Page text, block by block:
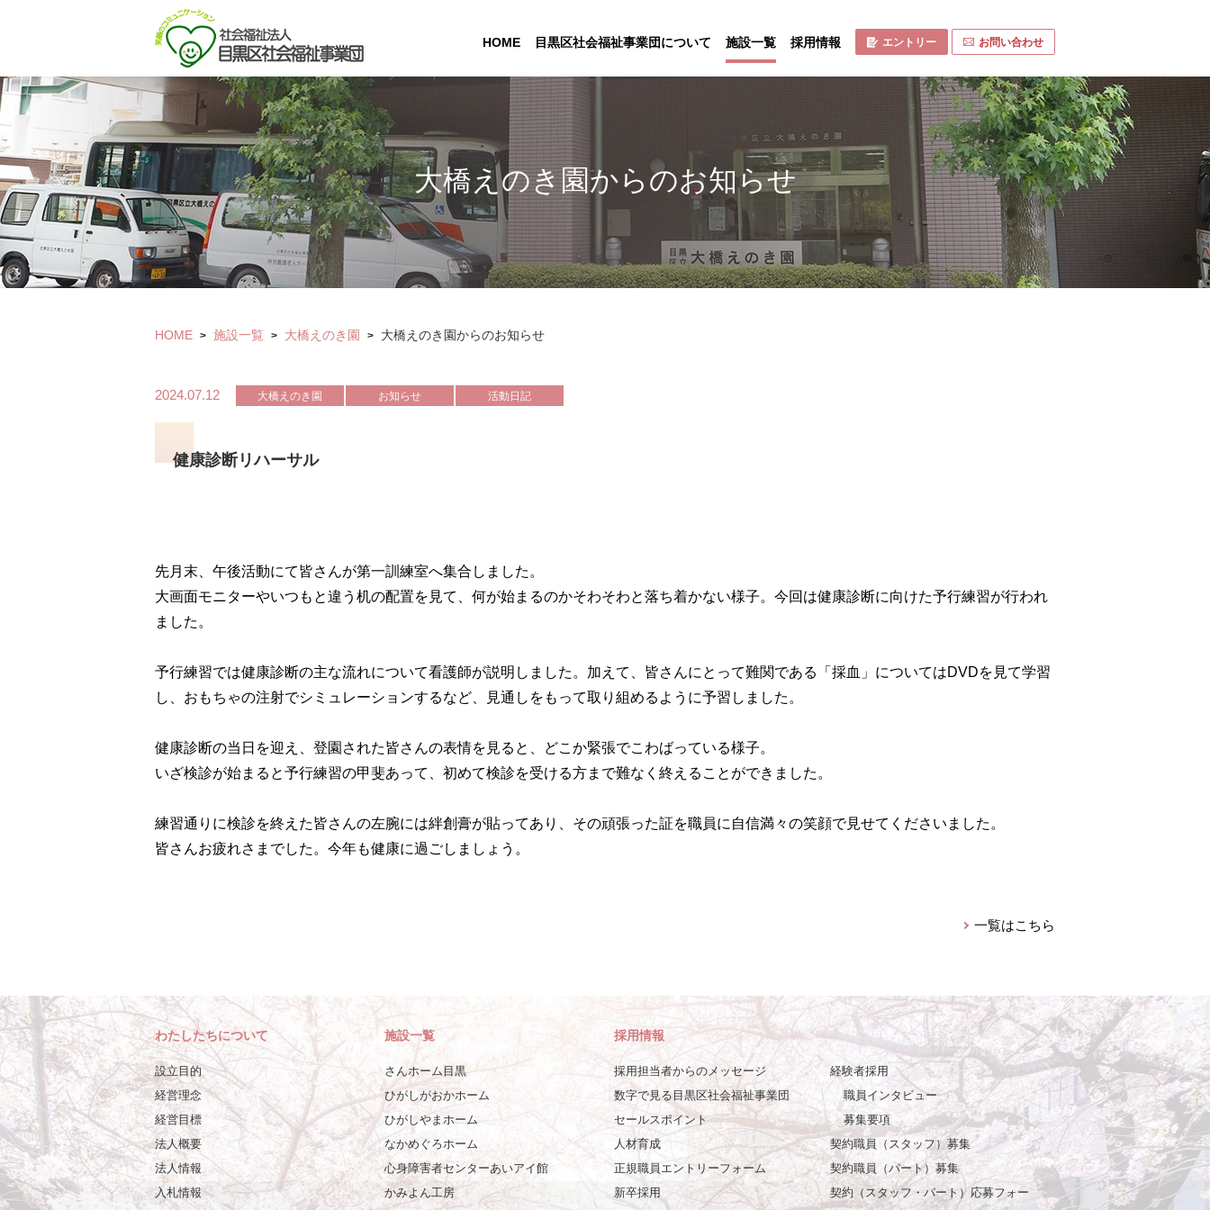
HOME 目黒区社会福祉事業団について 施設一覧 採用情報 エントリー お問い合わせ
大橋えのき園からのお知らせ
HOME > 施設一覧 > 大橋えのき園 > 大橋えのき園からのお知らせ
2024.07.12 大橋えのき園 お知らせ 活動日記
健康診断リハーサル
先月末、午後活動にて皆さんが第一訓練室へ集合しました。
大画面モニターやいつもと違う机の配置を見て、何が始まるのかそわそわと落ち着かない様子。今回は健康診断に向けた予行練習が行われ
ました。
予行練習では健康診断の主な流れについて看護師が説明しました。加えて、皆さんにとって難関である「採血」についてはDVDを見て学習
し、おもちゃの注射でシミュレーションするなど、見通しをもって取り組めるように予習しました。
健康診断の当日を迎え、登園された皆さんの表情を見ると、どこか緊張でこわばっている様子。
いざ検診が始まると予行練習の甲斐あって、初めて検診を受ける方まで難なく終えることができました。
練習通りに検診を終えた皆さんの左腕には絆創膏が貼ってあり、その頑張った証を職員に自信満々の笑顔で見せてくださいました。
皆さんお疲れさまでした。今年も健康に過ごしましょう。
一覧はこちら
わたしたちについて
設立目的
経営理念
経営目標
法人概要
法人情報
入札情報
施設一覧
さんホーム目黒
ひがしがおかホーム
ひがしやまホーム
なかめぐろホーム
心身障害者センターあいアイ館
かみよん工房
採用情報
採用担当者からのメッセージ
数字で見る目黒区社会福祉事業団
セールスポイント
人材育成
正規職員エントリーフォーム
新卒採用
経験者採用
職員インタビュー
募集要項
契約職員（スタッフ）募集
契約職員（パート）募集
契約（スタッフ・パート）応募フォー